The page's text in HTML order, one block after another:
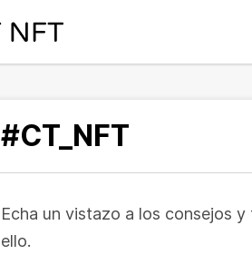
#CT_NFT
Echa un vistazo a los consejos
ello.